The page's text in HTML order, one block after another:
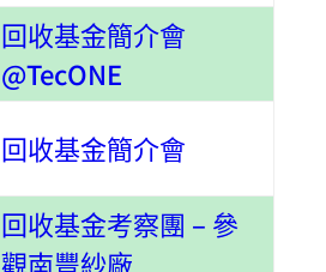
回收基金簡介會
@TecONE
回收基金簡介會
回收基金考察團 – 參
觀南豐紗廠